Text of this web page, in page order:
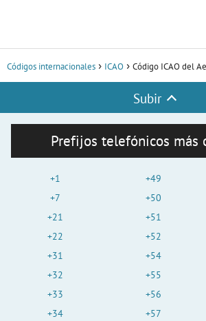
Códigos internacionales ICAO Código ICAO del
Subir
Prefijos telefónicos más
+1
+7
+21
+22
+31
+32
+33
+34
+49
+50
+51
+52
+54
+55
+56
+57